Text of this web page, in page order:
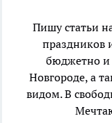
Пишу статьи
праздников
бюджетно и
Новгороде, а
видом. В